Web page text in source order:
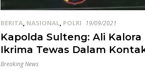
BERITA, NASIONAL, POLRI 19/09/2021
Kapolda Sulteng: Ali Kalora
Ikrima Tewas Dalam
Dengan Satgas Madago
Breaking News